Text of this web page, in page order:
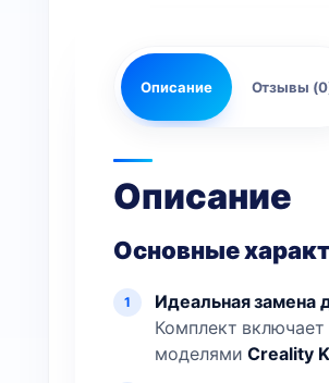
Описание Отзывы
Описание
Основные
Идеальная замена
Комплект
моделямиCreality